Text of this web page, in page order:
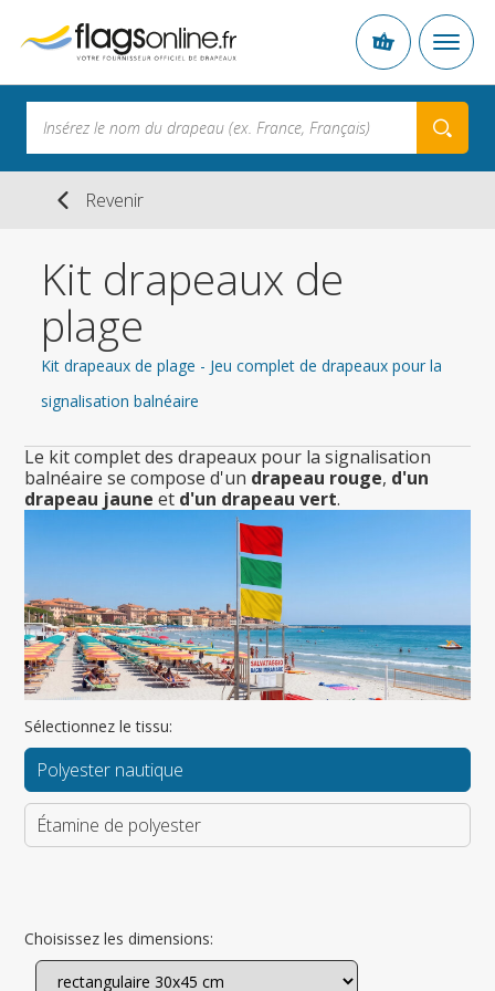
Revenir
Kit drapeaux de
plage
Kit drapeaux de plage - Jeu complet de drapeaux pour la
signalisation balnéaire
Sélectionnez le tissu:
Polyester nautique
Étamine de polyester
Choisissez les dimensions:
Le kit complet des drapeaux pour la signalisation
balnéaire se compose d'un drapeau rouge, d'un
drapeau jaune et d'un drapeau vert.